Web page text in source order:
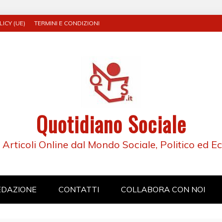
(UE) TERMINI E CONDIZIONI
Quotidiano Sociale
Articoli Online dal Mondo Sociale, Politico ed
CONTATTI COLLABORA CON NOI